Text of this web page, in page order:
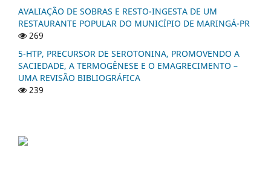
AVALIAÇÃO DE SOBRAS E RESTO-INGESTA DE UM
RESTAURANTE POPULAR DO MUNICÍPIO DE MARINGÁ-PR
269
5-HTP, PRECURSOR DE SEROTONINA, PROMOVENDO A
SACIEDADE, A TERMOGÊNESE E O EMAGRECIMENTO –
UMA REVISÃO BIBLIOGRÁFICA
239